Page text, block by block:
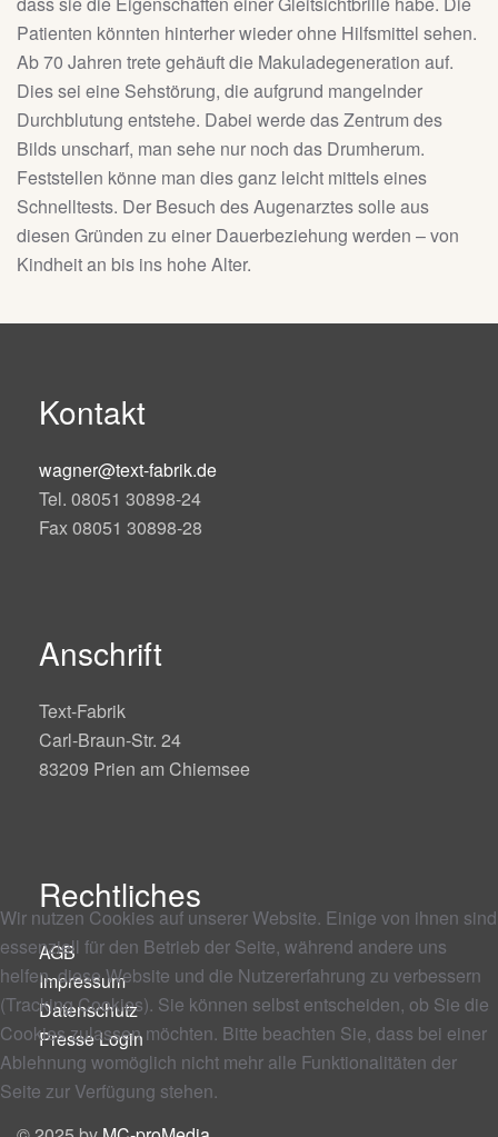
Patienten könnten hinterher wieder ohne Hilfsmittel sehen.
Ab 70 Jahren trete gehäuft die Makuladegeneration auf.
Dies sei eine Sehstörung, die aufgrund mangelnder
Durchblutung entstehe. Dabei werde das Zentrum des
Bilds unscharf, man sehe nur noch das Drumherum.
Feststellen könne man dies ganz leicht mittels eines
Schnelltests. Der Besuch des Augenarztes solle aus
diesen Gründen zu einer Dauerbeziehung werden – von
Kindheit an bis ins hohe Alter.
Kontakt
wagner@text-fabrik.de
Tel. 08051 30898-24
Fax 08051 30898-28
Anschrift
Text-Fabrik
Carl-Braun-Str. 24
83209 Prien am Chiemsee
Rechtliches
AGB
Impressum
Datenschutz
Presse Login
Wir nutzen Cookies auf unserer Website. Einige von ihnen sind
essenziell für den Betrieb der Seite, während andere uns
helfen, diese Website und die Nutzererfahrung zu verbessern
(Tracking Cookies). Sie können selbst entscheiden, ob Sie die
Cookies zulassen möchten. Bitte beachten Sie, dass bei einer
Ablehnung womöglich nicht mehr alle Funktionalitäten der
Seite zur Verfügung stehen.